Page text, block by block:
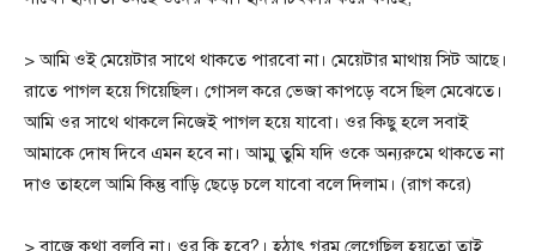
> আমি ওই মেয়েটার সাথে থাকতে পারবো না। মেয়েটার মাথায় সিট আছে।
রাতে পাগল হয়ে গিয়েছিল। গোসল করে ভেজা কাপড়ে বসে ছিল মেঝেতে।
আমি ওর সাথে থাকলে নিজেই পাগল হয়ে যাবো। ওর কিছু হলে সবাই
আমাকে দোষ দিবে এমন হবে না। আম্মু তুমি যদি ওকে অন্যরুমে থাকতে না
দাও তাহলে আমি কিন্তু বাড়ি ছেড়ে চলে যাবো বলে দিলাম। (রাগ করে)
> বাজে কথা বলবি না। ওর কি হবে?। হঠাৎ গরম লেগেছিল হয়তো তাই